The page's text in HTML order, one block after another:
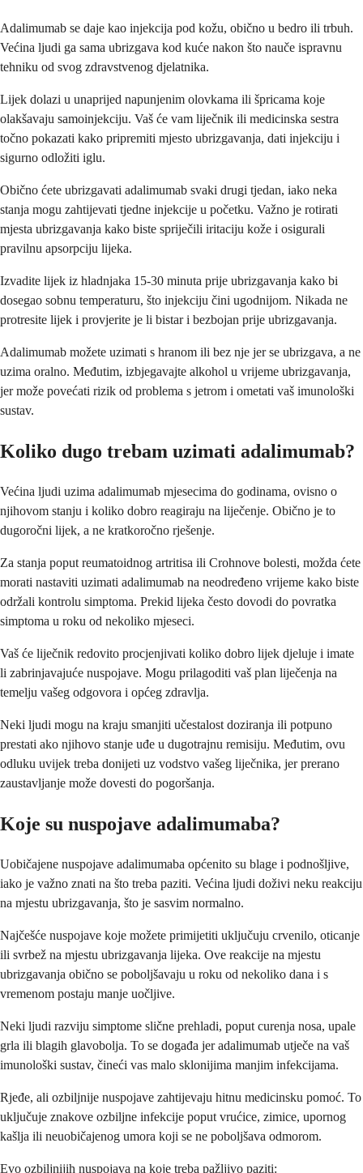
Adalimumab se daje kao injekcija pod kožu, obično u bedro ili trbuh.
Većina ljudi ga sama ubrizgava kod kuće nakon što nauče ispravnu
tehniku od svog zdravstvenog djelatnika.
Lijek dolazi u unaprijed napunjenim olovkama ili špricama koje
olakšavaju samoinjekciju. Vaš će vam liječnik ili medicinska sestra
točno pokazati kako pripremiti mjesto ubrizgavanja, dati injekciju i
sigurno odložiti iglu.
Obično ćete ubrizgavati adalimumab svaki drugi tjedan, iako neka
stanja mogu zahtijevati tjedne injekcije u početku. Važno je rotirati
mjesta ubrizgavanja kako biste spriječili iritaciju kože i osigurali
pravilnu apsorpciju lijeka.
Izvadite lijek iz hladnjaka 15-30 minuta prije ubrizgavanja kako bi
dosegao sobnu temperaturu, što injekciju čini ugodnijom. Nikada ne
protresite lijek i provjerite je li bistar i bezbojan prije ubrizgavanja.
Adalimumab možete uzimati s hranom ili bez nje jer se ubrizgava, a ne
uzima oralno. Međutim, izbjegavajte alkohol u vrijeme ubrizgavanja,
jer može povećati rizik od problema s jetrom i ometati vaš imunološki
sustav.
Koliko dugo trebam uzimati adalimumab?
Većina ljudi uzima adalimumab mjesecima do godinama, ovisno o
njihovom stanju i koliko dobro reagiraju na liječenje. Obično je to
dugoročni lijek, a ne kratkoročno rješenje.
Za stanja poput reumatoidnog artritisa ili Crohnove bolesti, možda ćete
morati nastaviti uzimati adalimumab na neodređeno vrijeme kako biste
održali kontrolu simptoma. Prekid lijeka često dovodi do povratka
simptoma u roku od nekoliko mjeseci.
Vaš će liječnik redovito procjenjivati koliko dobro lijek djeluje i imate
li zabrinjavajuće nuspojave. Mogu prilagoditi vaš plan liječenja na
temelju vašeg odgovora i općeg zdravlja.
Neki ljudi mogu na kraju smanjiti učestalost doziranja ili potpuno
prestati ako njihovo stanje uđe u dugotrajnu remisiju. Međutim, ovu
odluku uvijek treba donijeti uz vodstvo vašeg liječnika, jer prerano
zaustavljanje može dovesti do pogoršanja.
Koje su nuspojave adalimumaba?
Uobičajene nuspojave adalimumaba općenito su blage i podnošljive,
iako je važno znati na što treba paziti. Većina ljudi doživi neku reakciju
na mjestu ubrizgavanja, što je sasvim normalno.
Najčešće nuspojave koje možete primijetiti uključuju crvenilo, oticanje
ili svrbež na mjestu ubrizgavanja lijeka. Ove reakcije na mjestu
ubrizgavanja obično se poboljšavaju u roku od nekoliko dana i s
vremenom postaju manje uočljive.
Neki ljudi razviju simptome slične prehladi, poput curenja nosa, upale
grla ili blagih glavobolja. To se događa jer adalimumab utječe na vaš
imunološki sustav, čineći vas malo sklonijima manjim infekcijama.
Rjeđe, ali ozbiljnije nuspojave zahtijevaju hitnu medicinsku pomoć. To
uključuje znakove ozbiljne infekcije poput vrućice, zimice, upornog
kašlja ili neuobičajenog umora koji se ne poboljšava odmorom.
Evo ozbiljnijih nuspojava na koje treba pažljivo paziti: